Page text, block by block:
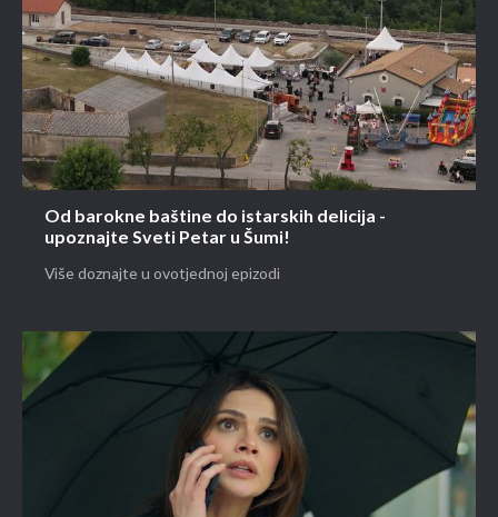
Od barokne baštine do istarskih delicija -
upoznajte Sveti Petar u Šumi!
Više doznajte u ovotjednoj epizodi